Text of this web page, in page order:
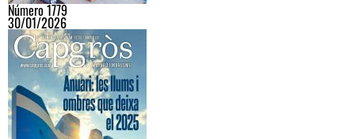
Número 1779
30/01/2026